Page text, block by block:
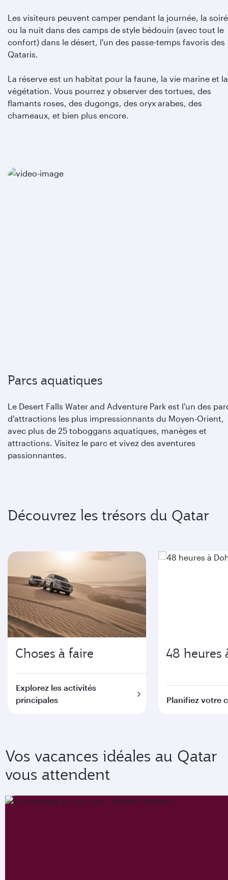
Les visiteurs peuvent camper pendant la journée, la
ou la nuit dans des camps de style bédouin (avec tout le
confort) dans le désert, l'un des passe-temps favoris des
Qataris.
La réserve est un habitat pour la faune, la vie marine et la
végétation. Vous pourrez y observer des tortues, des
flamants roses, des dugongs, des oryx arabes, des
chameaux, et bien plus encore.
Parcs aquatiques
Le Desert Falls Water and Adventure Park est l'un des
d'attractions les plus impressionnants du Moyen-Orient,
avec plus de 25 toboggans aquatiques, manèges et
attractions. Visitez le parc et vivez des aventures
passionnantes.
Découvrez les trésors du Qatar
Choses à faire
Explorez les activités
principales
48 heures
Planifiez votre
Vos vacances idéales au Qatar
vous attendent